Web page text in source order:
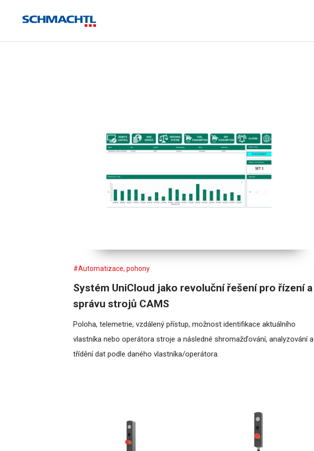
#Automatizace, pohony
Systém UniCloud jako revoluční řešení pro řízení a
správu strojů CAMS
Poloha, telemetrie, vzdálený přístup, možnost identifikace aktuálního
vlastníka nebo operátora stroje a následné shromažďování, analyzování a
třídění dat podle daného vlastníka/operátora.